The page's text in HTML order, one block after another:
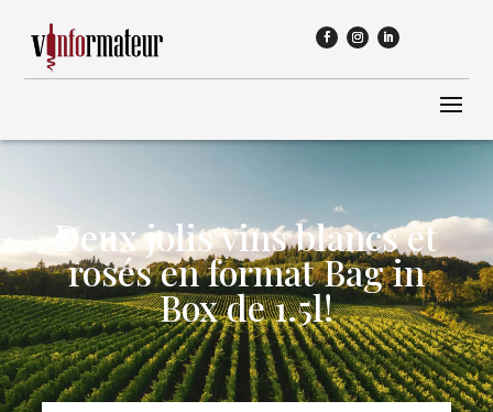
Deux jolis vins blancs et
rosés en format Bag in
Box de 1.5l!